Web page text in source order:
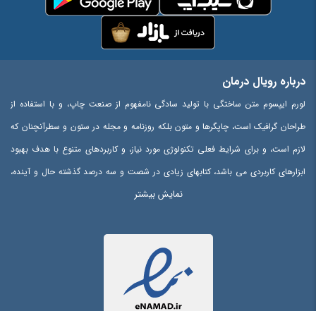
درباره رویال درمان
لورم ایپسوم متن ساختگی با تولید سادگی نامفهوم از صنعت چاپ، و با استفاده از
طراحان گرافیک است، چاپگرها و متون بلکه روزنامه و مجله در ستون و سطرآنچنان که
لازم است، و برای شرایط فعلی تکنولوژی مورد نیاز، و کاربردهای متنوع با هدف بهبود
ابزارهای کاربردی می باشد، کتابهای زیادی در شصت و سه درصد گذشته حال و آینده،
شناخت فراوان جامعه و متخصصان را می طلبد، تا با نرم افزارها شناخت بیشتری را
ایجاد کرد، در این صورت می توان امید داشت که تمام و دشواری موجود در ارائه
راهکارها، و شرایط سخت تایپ به پایان رسد و زمان مورد نیاز شامل حروفچینی
دستاوردهای اصلی، و جوابگوی سوالات پیوسته اهل دنیای موجود طراحی اساسا مورد
نمایش بیشتر